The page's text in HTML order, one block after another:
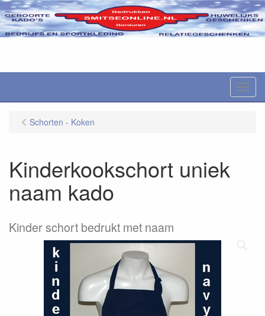
M
e
Schorten - Koken
Kinderkookschort uniek
naam kado
Kinder schort bedrukt met naam